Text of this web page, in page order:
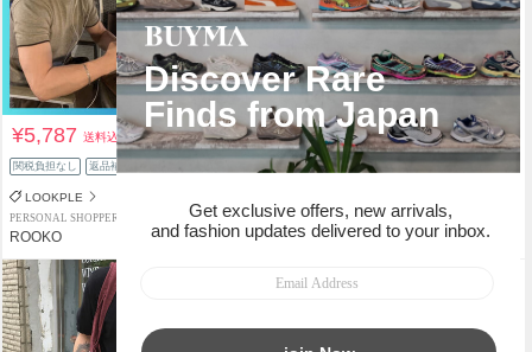
¥5,787送料込
関税負担なし 返品補償
LOOKPLE
PERSONAL SHOPPER
ROOKO
¥189,900送料込
関税負担なし 返品補償
PERSONAL SHOPPER
ARIA SHOP